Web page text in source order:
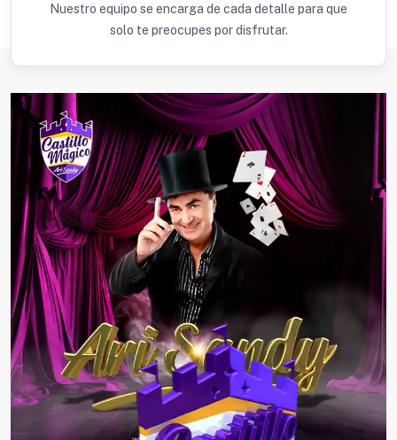
Nuestro equipo se encarga de cada detalle para que
solo te preocupes por disfrutar.